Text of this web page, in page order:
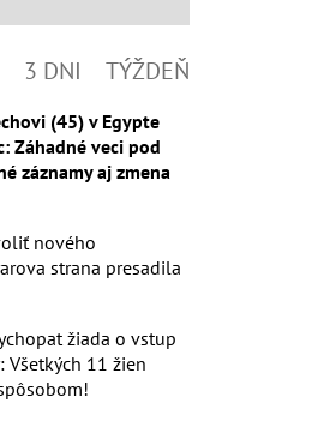
3 DNI TÝŽDEŇ
(45) v Egypte
Záhadné veci pod
záznamy aj zmena
nového
strana presadila
žiada o vstup
Všetkých 11 žien